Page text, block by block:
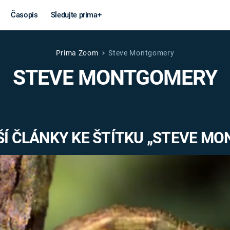
Časopis Sledujte prima+
Věda a
technika
MARS
Války
VÁLEČNÉ
Záhady a
Prima Zoom Steve Montgomery
STEVE MONTGOMERY
ČLÁNKY KE ŠTÍTKU „STEVE